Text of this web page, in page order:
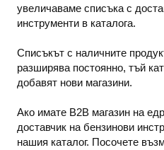
увеличаваме списъка с
инструменти в каталога.
Списъкът с наличните
разширява постоянно, тъй
добавят нови магазини.
Ако имате B2B магазин на
доставчик на бензинови
нашия каталог. Посочете